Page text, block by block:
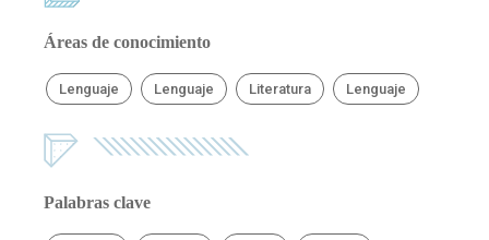
Áreas de conocimiento
Lenguaje Lenguaje Literatura Lenguaje
Palabras clave